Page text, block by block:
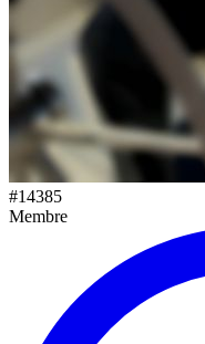
#14385
Membre